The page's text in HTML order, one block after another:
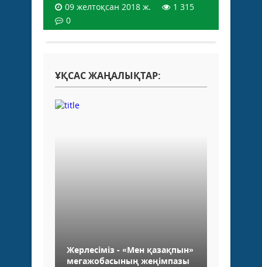
09 желтоқсан 2018 ж.
1 315
0
ҰҚСАС ЖАҢАЛЫҚТАР:
Жерлесіміз - «Мен қазақпын»
мегажобасының жеңімпазы